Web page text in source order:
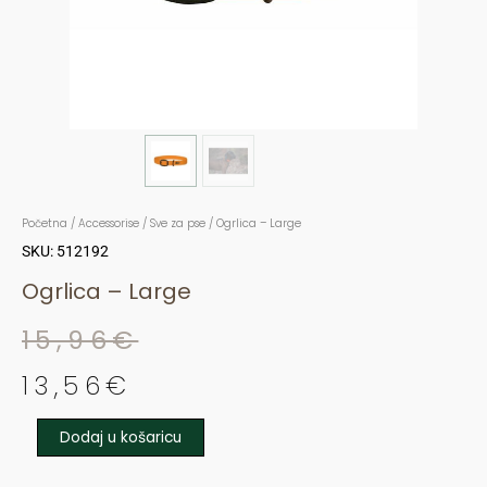
Početna / Accessorise / Sve za pse / Ogrlica – Large
SKU: 512192
Ogrlica – Large
15,96€
Original
price
was:
13,56€
Current
price
is:
OgrlicaDodaj u košaricu